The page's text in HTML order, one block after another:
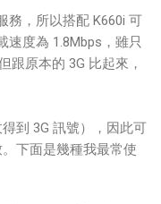
務，所以搭配 K660i 可
速度為 1.8Mbps，雖只
跟原本的 3G 比起來，
到 3G 訊號），因此可
下面是幾種我最常使